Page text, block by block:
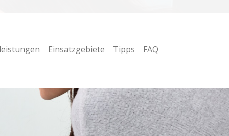
Einsatzgebiete Tipps FAQ